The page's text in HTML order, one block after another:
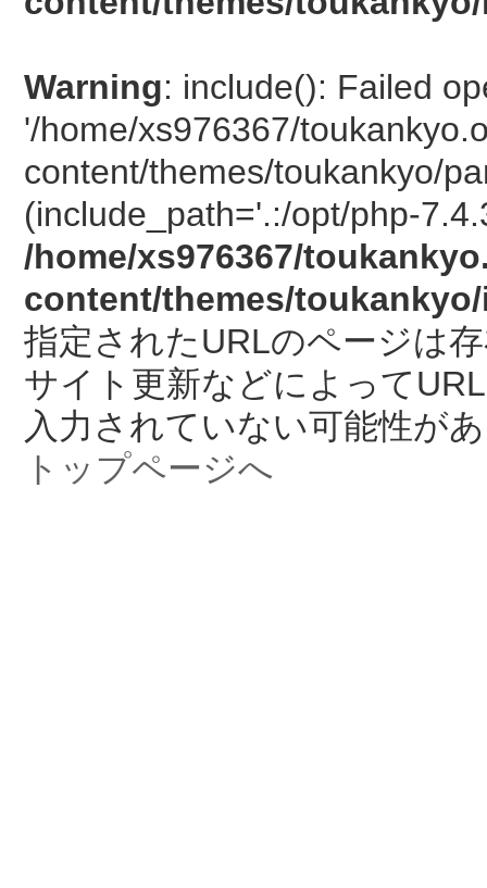
Warning: include(): Failed
'/home/xs976367/
content/themes/toukankyo/
(include_path='.:/opt/php-
/home/xs976367/
content/themes/
指定されたURLのページは
サイト更新などによって
入力されていない可能性が
トップページへ